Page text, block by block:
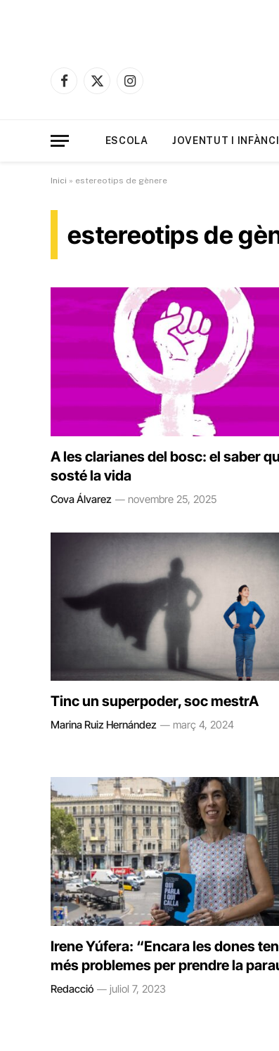
Facebook
X
Instagram
ESCOLA JOVENTUT I
Inici » estereotips de gènere
estereotips de
A les clarianes del bosc: el saber
sosté la vida
Cova Álvarez novembre 25, 2025
Tinc un superpoder, soc mestrA
Marina Ruiz Hernández març 4, 2024
Irene Yúfera: “Encara les dones
més problemes per prendre la
Redacció juliol 7, 2023